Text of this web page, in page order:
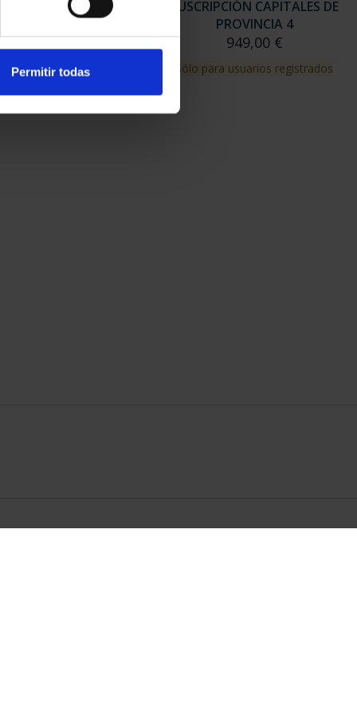
Permitir todas
CAPITALES DE
PROVINCIA 3
949,00 €
para usuarios registrados
SUSCRIPCIÓN CAPITALES DE
PROVINCIA 4
949,00 €
Sólo para usuarios registrados